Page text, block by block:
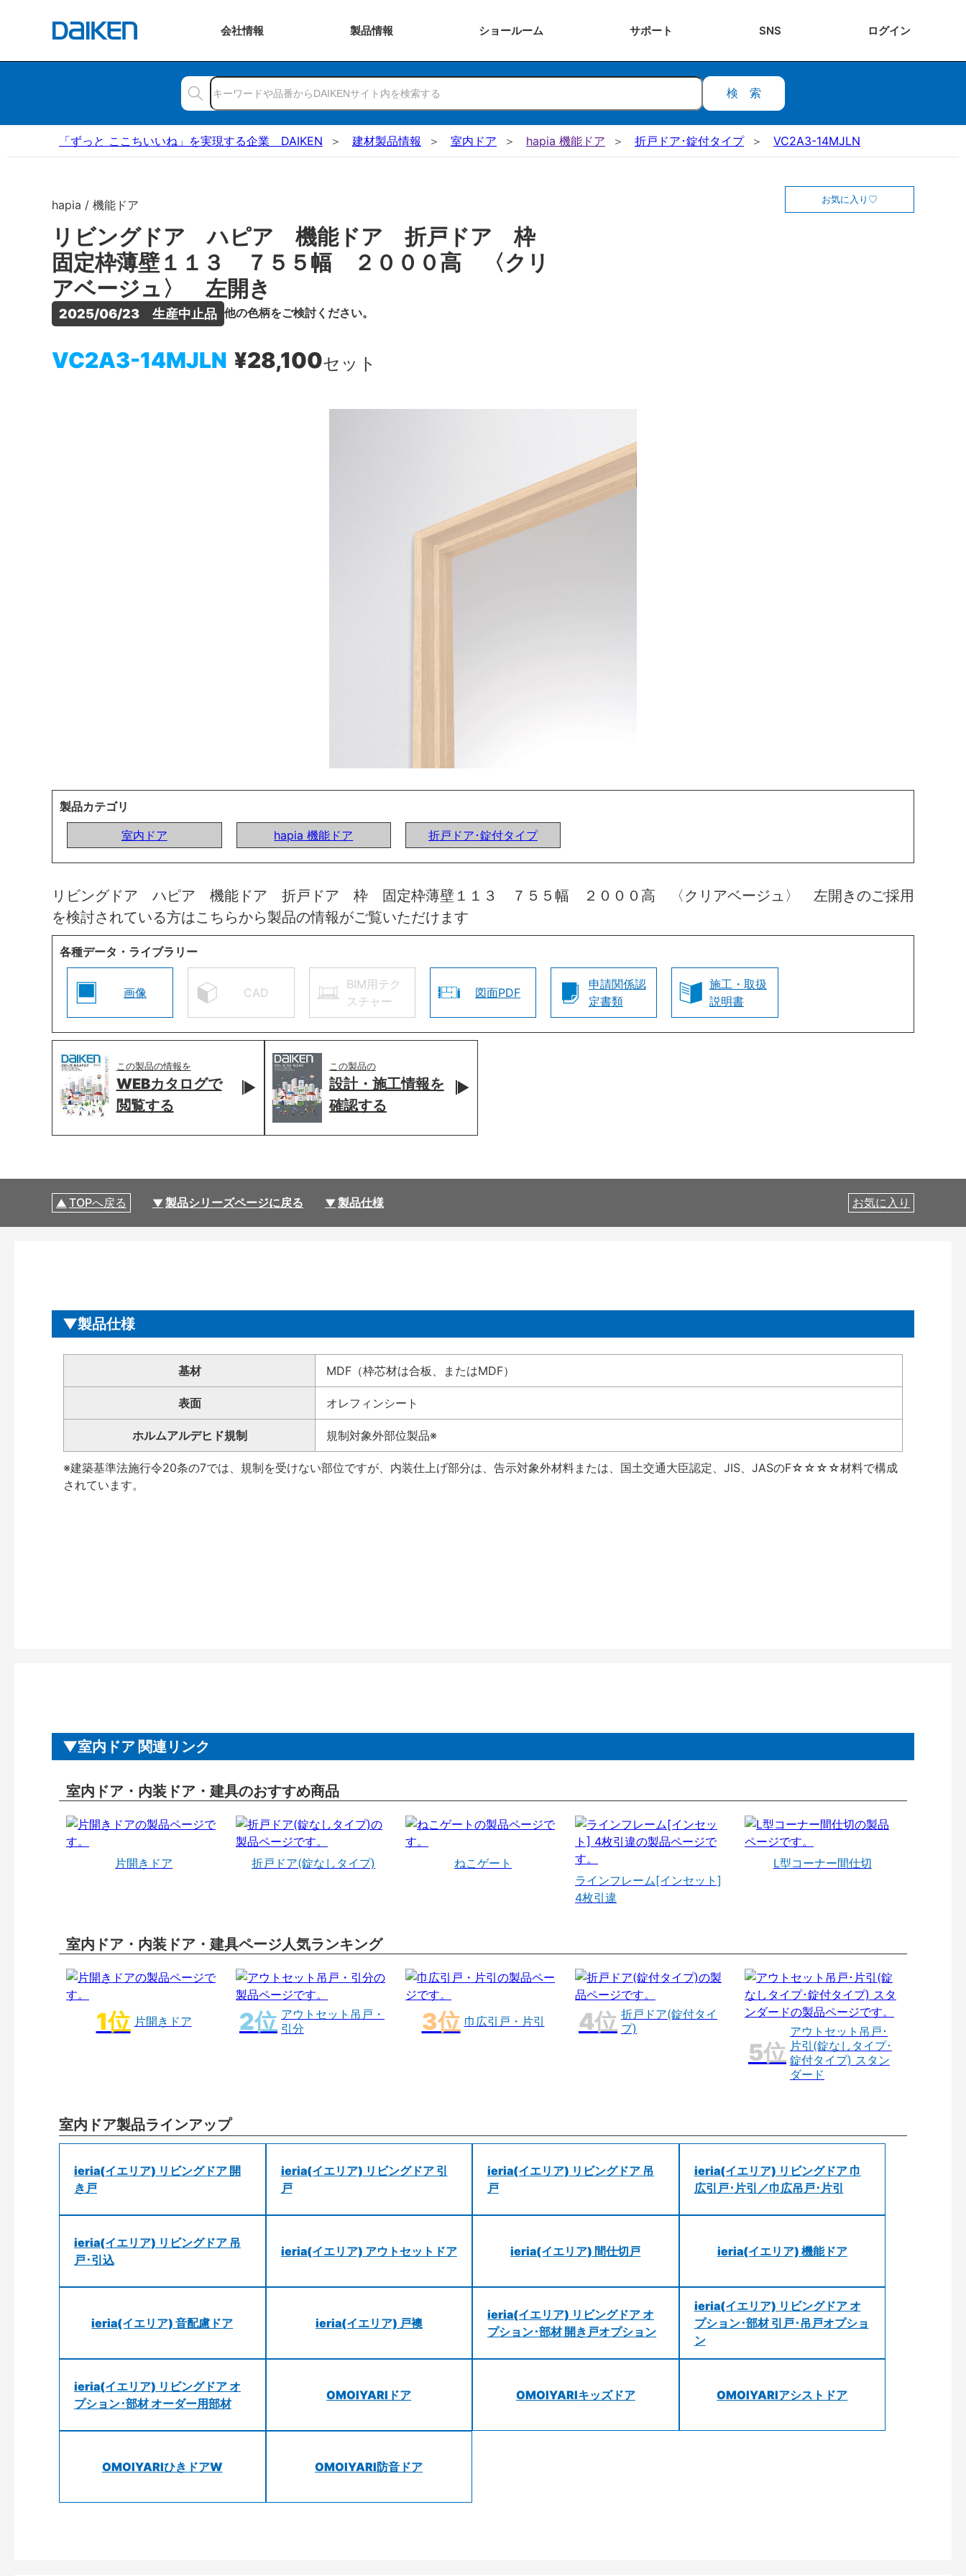
会社情報 製品情報 ショールーム サポート SNS ログイン
検索
「ずっと ここちいいね」を実現する企業 DAIKEN 建材製品情報 室内ドア hapia 機能ドア 折戸ドア･錠付タイプ VC2A3-14MJLN
hapia / 機能ドア
リビングドア ハピア 機能ドア 折戸ドア 枠
固定枠薄壁１１３ ７５５幅 ２０００高 〈クリ
アベージュ〉 左開き
2025/06/23　生産中止品 他の色柄をご検討ください。
VC2A3-14MJLN ¥28,100セット
お気に入り
製品カテゴリ
室内ドア
hapia 機能ドア 折戸ドア･錠付タイプ
リビングドア ハピア 機能ドア 折戸ドア 枠 固定枠薄壁１１３ ７５５幅 ２０００高 〈クリアベージュ〉 左開きのご採用
を検討されている方はこちらから製品の情報がご覧いただけます
各種データ・ライブラリー
画像 CAD
BIM用テク
スチャー
図面PDF
申請関係認
定書類
施工・取扱
説明書
この製品の情報を
WEBカタログで
閲覧する
この製品の
設計・施工情報を
確認する
TOPへ戻る 製品シリーズページに戻る 製品仕様 お気に入り
製品仕様
基材 MDF（枠芯材は合板、またはMDF）
表面 オレフィンシート
ホルムアルデヒド規制 規制対象外部位製品※
※建築基準法施行令20条の7では、規制を受けない部位ですが、内装仕上げ部分は、告示対象外材料または、国土交通大臣認定、JIS、JASのF☆☆☆☆材料で構成
されています。
室内ドア 関連リンク
室内ドア・内装ドア・建具のおすすめ商品
片開きドア 折戸ドア(錠なしタイプ)
ねこゲート
ラインフレーム[インセット]
4枚引違
L型コーナー間仕切
室内ドア・内装ドア・建具ページ人気ランキング
片開きドア
アウトセット吊戸・
引分
巾広引戸・片引
折戸ドア(錠付タイ
プ)
アウトセット吊戸･
片引(錠なしタイプ･
錠付タイプ) スタン
ダード
室内ドア製品ラインアップ
ieria(イエリア) リビングドア 開
き戸
ieria(イエリア) リビングドア 引
戸
ieria(イエリア) リビングドア 吊
戸
ieria(イエリア) リビングドア 巾
広引戸･片引／巾広吊戸･片引
ieria(イエリア) リビングドア 吊
戸･引込
ieria(イエリア) アウトセットドア ieria(イエリア) 間仕切戸 ieria(イエリア) 機能ドア
ieria(イエリア) 音配慮ドア ieria(イエリア) 戸襖
ieria(イエリア) リビングドア オ
プション･部材 開き戸オプション
ieria(イエリア) リビングドア オ
プション･部材 引戸･吊戸オプショ
ン
ieria(イエリア) リビングドア オ
プション･部材 オーダー用部材
OMOIYARIドア OMOIYARIキッズドア OMOIYARIアシストドア
OMOIYARIひきドアW OMOIYARI防音ドア